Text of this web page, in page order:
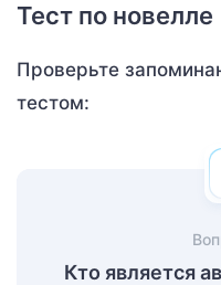
Тест по новелле
Проверьте
тестом:
Кто является